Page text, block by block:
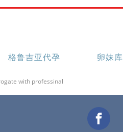
格鲁吉亚代孕 卵妹库
with professinal